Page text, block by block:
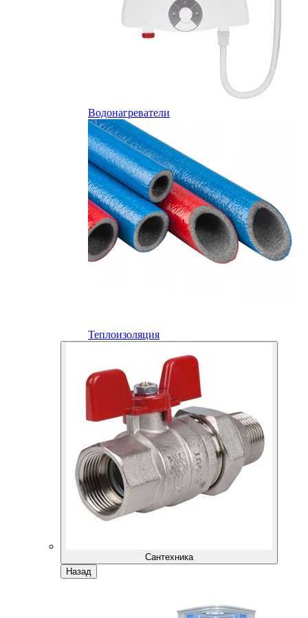
Водонагреватели
Теплоизоляция
Сантехника
Назад